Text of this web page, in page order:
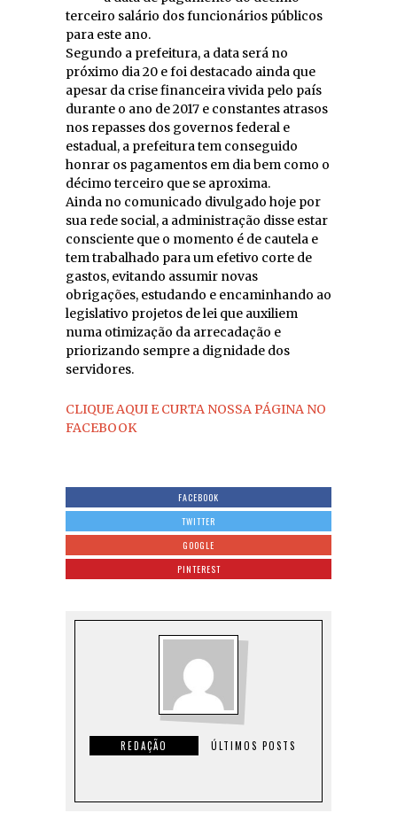
terceiro salário dos funcionários públicos
para este ano.
Segundo a prefeitura, a data será no
próximo dia 20 e foi destacado ainda que
apesar da crise financeira vivida pelo país
durante o ano de 2017 e constantes atrasos
nos repasses dos governos federal e
estadual, a prefeitura tem conseguido
honrar os pagamentos em dia bem como o
décimo terceiro que se aproxima.
Ainda no comunicado divulgado hoje por
sua rede social, a administração disse estar
consciente que o momento é de cautela e
tem trabalhado para um efetivo corte de
gastos, evitando assumir novas
obrigações, estudando e encaminhando ao
legislativo projetos de lei que auxiliem
numa otimização da arrecadação e
priorizando sempre a dignidade dos
servidores.
CLIQUE AQUI E CURTA NOSSA PÁGINA NO
FACEBOOK
FACEBOOK
TWITTER
GOOGLE
PINTEREST
REDAÇÃO ÚLTIMOS POSTS